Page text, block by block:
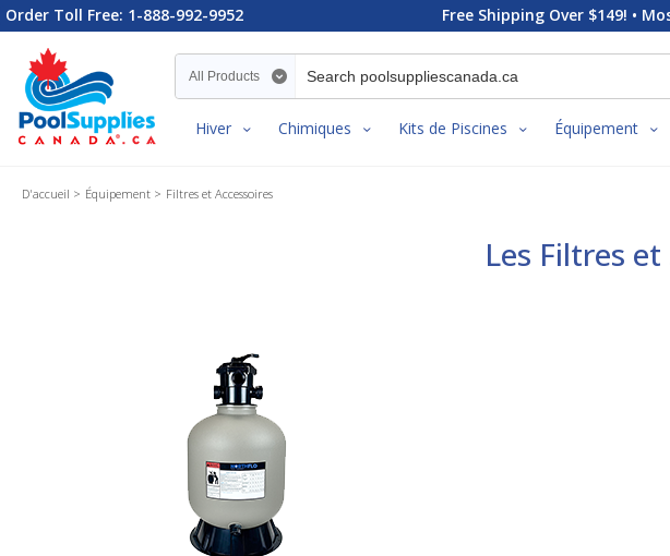
Order Toll Free: 1-888-992-9952 Free Shipping Over $149! •
Search category
Hiver Chimiques Kits de Piscines Équipement
D'accueil Équipement Filtres et Accessoires
Les Filtres